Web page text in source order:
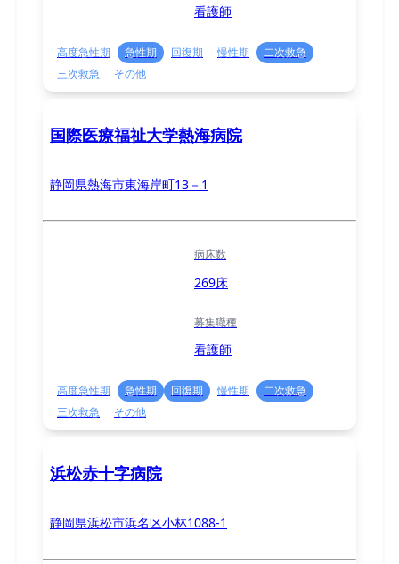
看護師
高度急性期 急性期 回復期 慢性期
二次救急
三次救急
その他
国際医療福祉大学熱海病院
静岡県熱海市東海岸町13－1
病床数
269床
募集職種
看護師
高度急性期 急性期 回復期 慢性期
二次救急
三次救急
その他
浜松赤十字病院
静岡県浜松市浜名区小林1088-1